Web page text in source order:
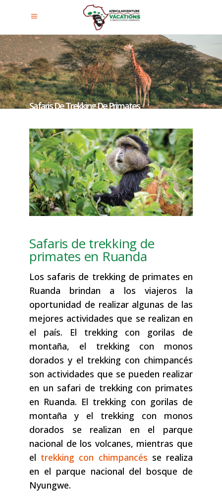
Safaris De Trekking De Primates
En Ruanda
Safaris de trekking de
primates en Ruanda
Los safaris de trekking de primates en
Ruanda brindan a los viajeros la
oportunidad de realizar algunas de las
mejores actividades que se realizan en
el país. El trekking con gorilas de
montaña, el trekking con monos
dorados y el trekking con chimpancés
son actividades que se pueden realizar
en un safari de trekking con primates
en Ruanda. El trekking con gorilas de
montaña y el trekking con monos
dorados se realizan en el parque
nacional de los volcanes, mientras que
el trekking con chimpancés se realiza
en el parque nacional del bosque de
Nyungwe.